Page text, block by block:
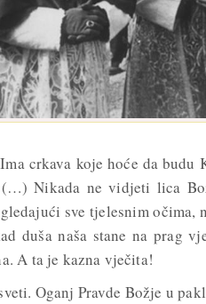
crkava koje hoće da budu
Nikada ne vidjeti lica
sve tjelesnim očima,
duša naša stane na prag
A ta je kazna vječita!
Oganj Pravde Božje u